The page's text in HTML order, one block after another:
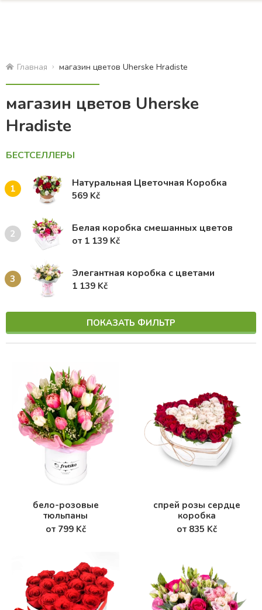
Главная магазин цветов Uherske Hradiste
магазин цветов Uherske
Hradiste
БЕСТСЕЛЛЕРЫ
1 Натуральная Цветочная Коробка
569 Kč
2 Белая коробка смешанных цветов
от 1 139 Kč
3 Элегантная коробка с цветами
1 139 Kč
ПОКАЗАТЬ ФИЛЬТР
бело-розовые
тюльпаны
от 799 Kč
спрей розы сердце
коробка
от 835 Kč